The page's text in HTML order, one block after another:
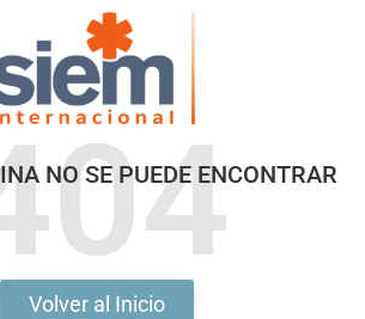
NO SE PUEDE ENCONTRAR
Volver al Inicio